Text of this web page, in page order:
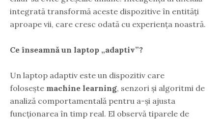
integrată transformă aceste dispozitive în entități
aproape vii, care cresc odată cu experiența noastră.
Ce înseamnă un laptop „adaptiv”?
Un laptop adaptiv este un dispozitiv care
folosește machine learning, senzori și algoritmi de
analiză comportamentală pentru a-și ajusta
funcționarea în timp real. El observă tiparele de